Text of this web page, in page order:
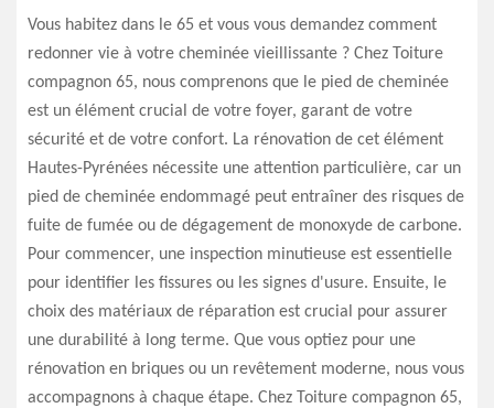
Vous habitez dans le 65 et vous vous demandez comment
redonner vie à votre cheminée vieillissante ? Chez Toiture
compagnon 65, nous comprenons que le pied de cheminée
est un élément crucial de votre foyer, garant de votre
sécurité et de votre confort. La rénovation de cet élément
Hautes-Pyrénées nécessite une attention particulière, car un
pied de cheminée endommagé peut entraîner des risques de
fuite de fumée ou de dégagement de monoxyde de carbone.
Pour commencer, une inspection minutieuse est essentielle
pour identifier les fissures ou les signes d'usure. Ensuite, le
choix des matériaux de réparation est crucial pour assurer
une durabilité à long terme. Que vous optiez pour une
rénovation en briques ou un revêtement moderne, nous vous
accompagnons à chaque étape. Chez Toiture compagnon 65,